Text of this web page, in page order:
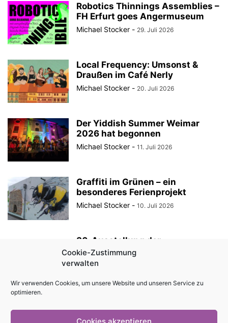
Cookie-Zustimmung
verwalten
Wir verwenden Cookies, um unsere Website und unseren Service zu
optimieren.
Cookies akzeptieren
Robotics Thinnings Assemblies –
FH Erfurt goes Angermuseum
Michael Stocker - 29. Juli 2026
Local Frequency: Umsonst &
Draußen im Café Nerly
Michael Stocker - 20. Juli 2026
Der Yiddish Summer Weimar
2026 hat begonnen
Michael Stocker - 11. Juli 2026
Graffiti im Grünen – ein
besonderes Ferienprojekt
Michael Stocker - 10. Juli 2026
30. Ausstellung der
StadtRaumBoxen am
KulturQuartier Schauspielhaus
Sommertheater im Innenhof des
Angermuseums Erfurt